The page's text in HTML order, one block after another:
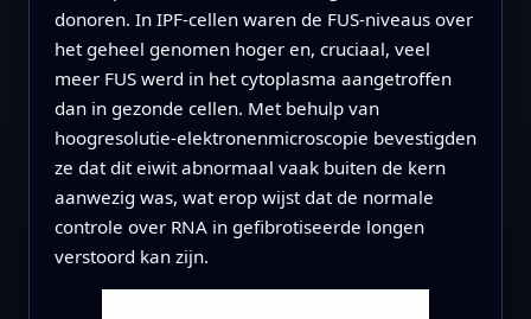
donoren. In IPF-cellen waren de FUS-niveaus over
het geheel genomen hoger en, cruciaal, veel
meer FUS werd in het cytoplasma aangetroffen
dan in gezonde cellen. Met behulp van
hoogresolutie-elektronenmicroscopie bevestigden
ze dat dit eiwit abnormaal vaak buiten de kern
aanwezig was, wat erop wijst dat de normale
controle over RNA in gefibrotiseerde longen
verstoord kan zijn.